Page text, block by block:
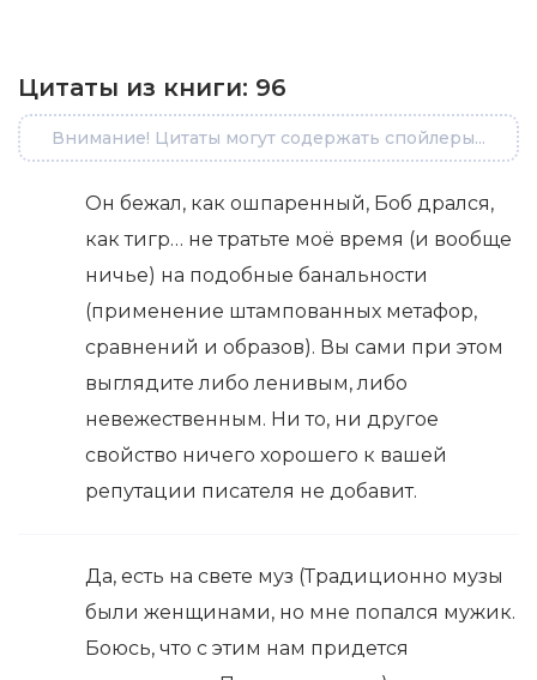
Цитаты из книги: 96
Внимание! Цитаты могут содержать спойлеры...
Он бежал, как ошпаренный, Боб дрался,
как тигр… не тратьте моё время (и вообще
ничье) на подобные банальности
(применение штампованных метафор,
сравнений и образов). Вы сами при этом
выглядите либо ленивым, либо
невежественным. Ни то, ни другое
свойство ничего хорошего к вашей
репутации писателя не добавит.
Да, есть на свете муз (Традиционно музы
были женщинами, но мне попался мужик.
Боюсь, что с этим нам придется